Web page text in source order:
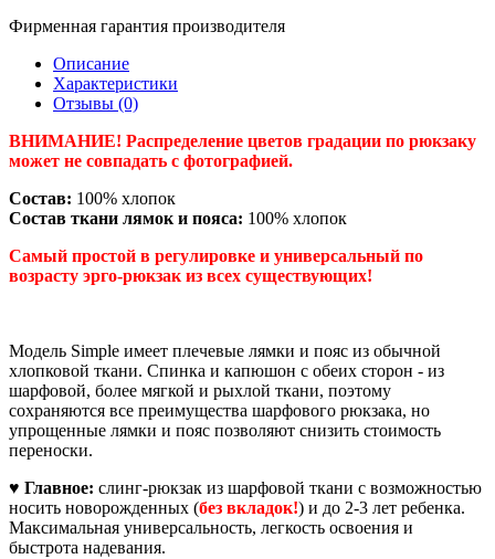
Фирменная гарантия производителя
Описание
Характеристики
Отзывы (0)
ВНИМАНИЕ! Распределение цветов градации по рюкзаку
может не совпадать с фотографией.
Состав: 100% хлопок
Состав ткани лямок и пояса: 100% хлопок
Самый простой в регулировке и универсальный по
возрасту эрго-рюкзак из всех существующих!
Модель Simple имеет плечевые лямки и пояс из обычной
хлопковой ткани. Спинка и капюшон с обеих сторон - из
шарфовой, более мягкой и рыхлой ткани, поэтому
сохраняются все преимущества шарфового рюкзака, но
упрощенные лямки и пояс позволяют снизить стоимость
переноски.
♥ Главное: слинг-рюкзак из шарфовой ткани с возможностью
носить новорожденных (без вкладок!) и до 2-3 лет ребенка.
Максимальная универсальность, легкость освоения и
быстрота надевания.